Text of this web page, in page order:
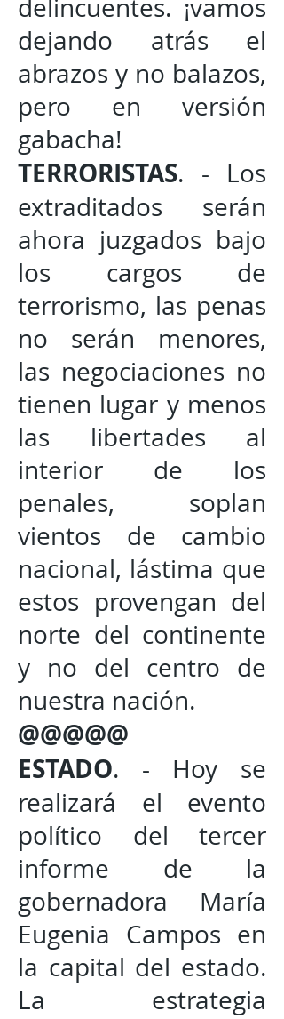
delincuentes. ¡vamos
dejando atrás el
abrazos y no balazos,
pero en versión
gabacha!
TERRORISTAS. - Los
extraditados serán
ahora juzgados bajo
los cargos de
terrorismo, las penas
no serán menores,
las negociaciones no
tienen lugar y menos
las libertades al
interior de los
penales, soplan
vientos de cambio
nacional, lástima que
estos provengan del
norte del continente
y no del centro de
nuestra nación.
@@@@@
ESTADO. - Hoy se
realizará el evento
político del tercer
informe de la
gobernadora María
Eugenia Campos en
la capital del estado.
La estrategia